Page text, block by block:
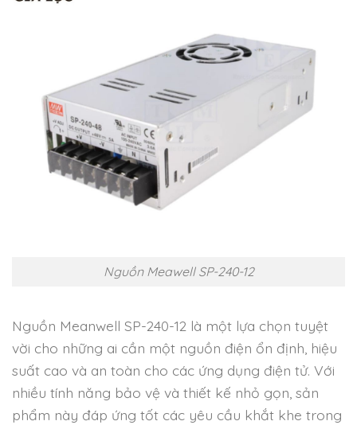
Nguồn Meawell SP-240-12
Nguồn Meanwell SP-240-12 là một lựa chọn tuyệt
vời cho những ai cần một nguồn điện ổn định, hiệu
suất cao và an toàn cho các ứng dụng điện tử. Với
nhiều tính năng bảo vệ và thiết kế nhỏ gọn, sản
phẩm này đáp ứng tốt các yêu cầu khắt khe trong